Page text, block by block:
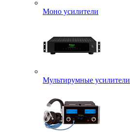
Моно усилители
Мультирумные усилители